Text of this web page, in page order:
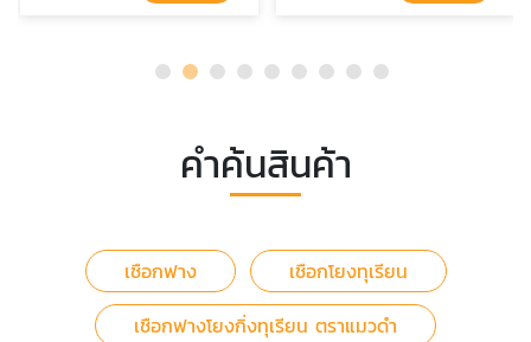
คำค้นสินค้า
เชือกฟาง
เชือกโยงทุเรียน
เชือกฟางโยงกิ่งทุเรียน ตราแมวดำ